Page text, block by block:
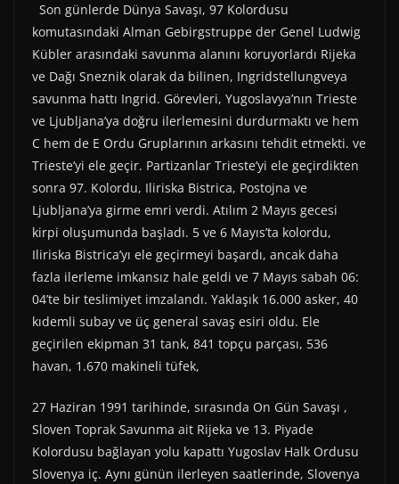
Son günlerde Dünya Savaşı, 97 Kolordusu
komutasındaki Alman Gebirgstruppe der Genel Ludwig
Kübler arasındaki savunma alanını koruyorlardı Rijeka
ve Dağı Sneznik olarak da bilinen, Ingridstellungveya
savunma hattı Ingrid. Görevleri, Yugoslavya’nın Trieste
ve Ljubljana’ya doğru ilerlemesini durdurmaktı ve hem
C hem de E Ordu Gruplarının arkasını tehdit etmekti. ve
Trieste’yi ele geçir. Partizanlar Trieste’yi ele geçirdikten
sonra 97. Kolordu, Iliriska Bistrica, Postojna ve
Ljubljana’ya girme emri verdi. Atılım 2 Mayıs gecesi
kirpi oluşumunda başladı. 5 ve 6 Mayıs’ta kolordu,
Iliriska Bistrica’yı ele geçirmeyi başardı, ancak daha
fazla ilerleme imkansız hale geldi ve 7 Mayıs sabah 06:
04’te bir teslimiyet imzalandı. Yaklaşık 16.000 asker, 40
kıdemli subay ve üç general savaş esiri oldu. Ele
geçirilen ekipman 31 tank, 841 topçu parçası, 536
havan, 1.670 makineli tüfek,
27 Haziran 1991 tarihinde, sırasında On Gün Savaşı ,
Sloven Toprak Savunma ait Rijeka ve 13. Piyade
Kolordusu bağlayan yolu kapattı Yugoslav Halk Ordusu
Slovenya iç. Aynı günün ilerleyen saatlerinde, Slovenya